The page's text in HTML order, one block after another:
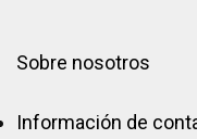
Sobre nosotros
Información de